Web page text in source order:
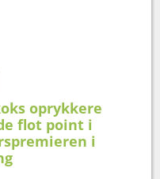
oprykkere
flot point i
i